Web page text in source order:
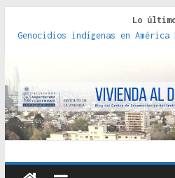
Lo
Genocidios indígenas en
políticas, prácticas y
crítica de las fronteras
Criterios técnicos para una
Red de consultorios de la Caja
Santiago : un patrimonio